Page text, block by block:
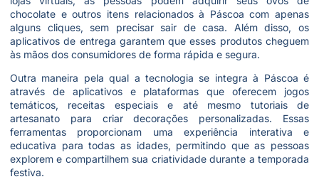
chocolate e outros itens relacionados à Páscoa com apenas
alguns cliques, sem precisar sair de casa. Além disso, os
aplicativos de entrega garantem que esses produtos cheguem
às mãos dos consumidores de forma rápida e segura.
Outra maneira pela qual a tecnologia se integra à Páscoa é
através de aplicativos e plataformas que oferecem jogos
temáticos, receitas especiais e até mesmo tutoriais de
artesanato para criar decorações personalizadas. Essas
ferramentas proporcionam uma experiência interativa e
educativa para todas as idades, permitindo que as pessoas
explorem e compartilhem sua criatividade durante a temporada
festiva.